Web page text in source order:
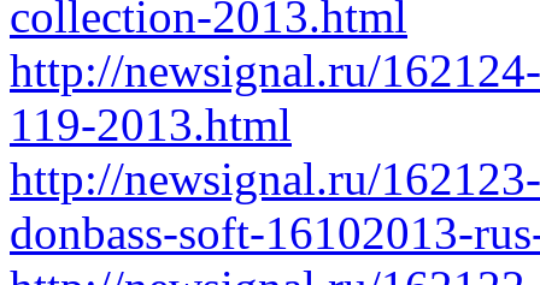
collection-2013.html
http://newsignal.ru/
119-2013.html
http://newsignal.ru/
donbass-soft-16102013-